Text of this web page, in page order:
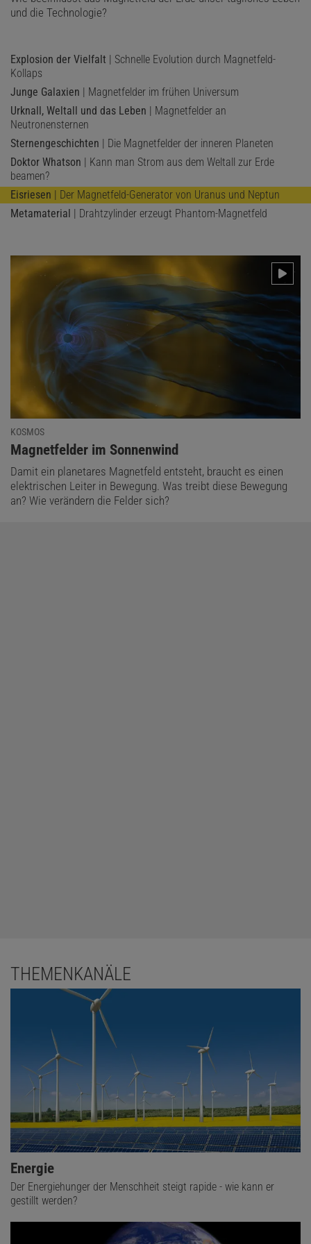
in Kalifornien vor.
namens Mangan-Zink-Ferrit. Das Werkstück montierten sie
zusammen mit Elektroden und Messgeräten auf einer drehbaren
Acrylglasplatte. Sobald sie die Zylinderachse sowohl senkrecht zur
Drehung der Erde als auch senkrecht zum Erdmagnetfeld
ausrichteten, maßen sie eine geringe Spannung. Diese
verschwand, wenn sie den Zylinder parallel zur Erdrotation
orientierten. Das sowie die Stärke der Spannung entsprachen ihren
berechneten Vorhersagen. Zur Kontrolle montierten sie auf gleiche
Weise einen Vollzylinder aus Mangan-Zink-Ferrit sowie einen
Hohlzylinder aus einem anderen Stoff mit üblichem magnetischem
© CHRISTOPHER F. CHYBA, PRINCETON UNIVERSITY (AUSSCHNITT)
Das könnte Sie auch interessieren:
Wenn das Stromnetz aus dem Takt gerät
und die Technologie?
Explosion der Vielfalt | Schnelle Evolution durch Magnetfeld-
Kollaps
Junge Galaxien | Magnetfelder im frühen Universum
Urknall, Weltall und das Leben | Magnetfelder an
Neutronensternen
Sternengeschichten | Die Magnetfelder der inneren Planeten
Doktor Whatson | Kann man Strom aus dem Weltall zur Erde
beamen?
Eisriesen
| Der Magnetfeld-Generator von Uranus und Neptun
Metamaterial
| Drahtzylinder erzeugt Phantom-Magnetfeld
KOSMOS
:Magnetfelder im Sonnenwind
Damit ein planetares Magnetfeld entsteht, braucht es einen
elektrischen Leiter in Bewegung. Was treibt diese Bewegung
an? Wie verändern die Felder sich?
THEMENKANÄLE
Energie
Der Energiehunger der Menschheit steigt rapide - wie kann er
gestillt werden?